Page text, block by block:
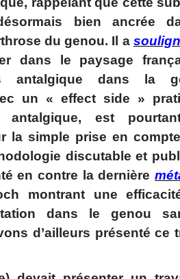
bien ancrée
du genou. Il a
dans le paysage
antalgique dans la
un « effect side »
est
la simple prise en
discutable et
en contre la dernière
montrant une
dans le genou
d’ailleurs présenté ce